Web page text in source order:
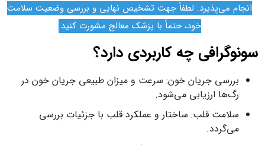
انجام می‌پذیرد. لطفاً جهت تشخیص نهایی و بررسی وضعیت سلامت
خود، حتماً با پزشک معالج مشورت کنید.
سونوگرافی چه کاربردی دارد؟
بررسی جریان خون: سرعت و میزان طبیعی جریان خون در
رگ‌ها ارزیابی می‌شود.
سلامت قلب: ساختار و عملکرد قلب با جزئیات بررسی
می‌گردد.